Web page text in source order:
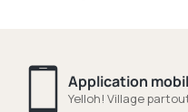
Application
Yelloh! Village